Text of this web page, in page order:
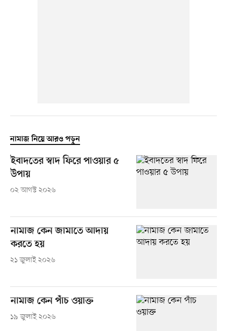
নামাজ নিয়ে আরও পড়ুন
ইবাদতের স্বাদ ফিরে পাওয়ার ৫
উপায়
০২ আগস্ট ২০২৬
নামাজ কেন জামাতে আদায়
করতে হয়
২১ জুলাই ২০২৬
নামাজ কেন পাঁচ ওয়াক্ত
১৯ জুলাই ২০২৬